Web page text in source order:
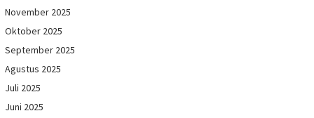
November 2025
Oktober 2025
September 2025
Agustus 2025
Juli 2025
Juni 2025